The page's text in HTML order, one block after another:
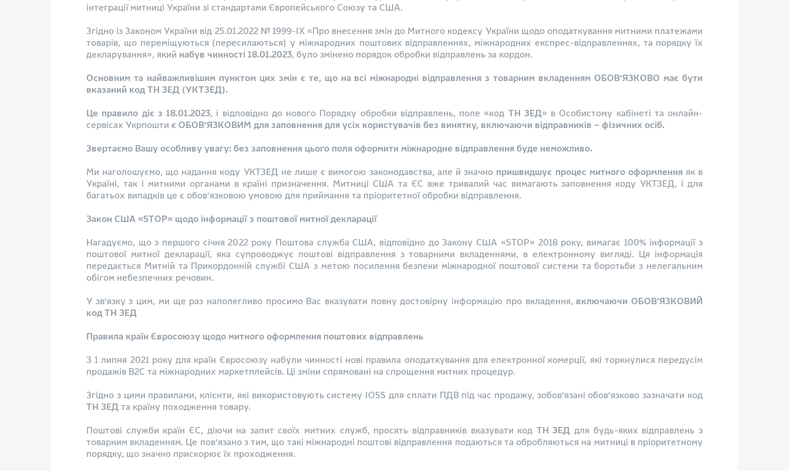
інтеграції митниці України зі стандартами Європейського Союзу та США.
Згідно із Законом України від 25.01.2022 № 1999-IX «Про внесення змін до Митного кодексу України щодо оподаткування митними платежами
товарів, що переміщуються (пересилаються) у міжнародних поштових відправленнях, міжнародних експрес-відправленнях, та порядку їх
декларування», який набув чинності 18.01.2023, було змінено порядок обробки відправлень за кордон.
Основним та найважливішим пунктом цих змін є те, що на всі міжнародні відправлення з товарним вкладенням ОБОВ’ЯЗКОВО має бути
вказаний код ТН ЗЕД (УКТЗЕД).
Це правило діє з 18.01.2023, і відповідно до нового Порядку обробки відправлень, поле «код ТН ЗЕД» в Особистому кабінеті та онлайн-
сервісах Укрпошти є ОБОВ’ЯЗКОВИМ для заповнення для усіх користувачів без винятку, включаючи відправників – фізичних осіб.
Звертаємо Вашу особливу увагу: без заповнення цього поля оформити міжнародне відправлення буде неможливо.
Ми наголошуємо, що надання коду УКТЗЕД не лише є вимогою законодавства, але й значно пришвидшує процес митного оформленняяк в
Україні, так і митними органами в країні призначення. Митниці США та ЄС вже тривалий час вимагають заповнення коду УКТЗЕД, і для
багатьох випадків це є обов’язковою умовою для приймання та пріоритетної обробки відправлення.
Закон США «STOP» щодо інформації з поштової митної декларації
Нагадуємо, що з першого січня 2022 року Поштова служба США, відповідно до Закону США «STOP» 2018 року, вимагає 100% інформації з
поштової митної декларації, яка супроводжує поштові відправлення з товарними вкладеннями, в електронному вигляді. Ця інформація
передається Митній та Прикордонній службі США з метою посилення безпеки міжнародної поштової системи та боротьби з нелегальним
обігом небезпечних речовин.
У зв’язку з цим, ми ще раз наполегливо просимо Вас вказувати повну достовірну інформацію про вкладення, включаючи ОБОВ’ЯЗКОВИЙ
код ТН ЗЕД
Правила країн Євросоюзу щодо митного оформлення поштових відправлень
З 1 липня 2021 року для країн Євросоюзу набули чинності нові правила оподаткування для електронної комерції, які торкнулися передусім
продажів B2C та міжнародних маркетплейсів. Ці зміни спрямовані на спрощення митних процедур.
Згідно з цими правилами, клієнти, які використовують систему IOSS для сплати ПДВ під час продажу, зобов’язані обов’язково зазначати код
ТН ЗЕД та країну походження товару.
Поштові служби країн ЄС, діючи на запит своїх митних служб, просять відправників вказувати код ТН ЗЕД для будь-яких відправлень з
товарним вкладенням. Це пов’язано з тим, що такі міжнародні поштові відправлення подаються та обробляються на митниці в пріоритетному
порядку, що значно прискорює їх проходження.